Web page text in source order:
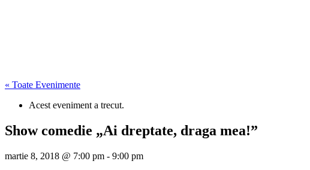
« Toate Evenimente
Acest eveniment a trecut.
Show comedie „Ai dreptate, draga mea!”
martie 8, 2018 @ 7:00 pm - 9:00 pm